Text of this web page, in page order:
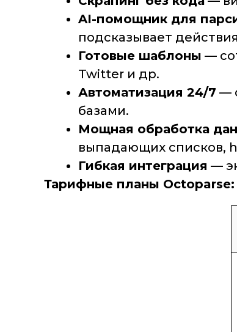
AI-помощник для
подсказывает
Готовые шаблоны —
Twitter и др.
Автоматизация 24/7 —
базами.
Мощная обработка
выпадающих списков,
Гибкая интеграция —
Тарифные планы Octoparse: